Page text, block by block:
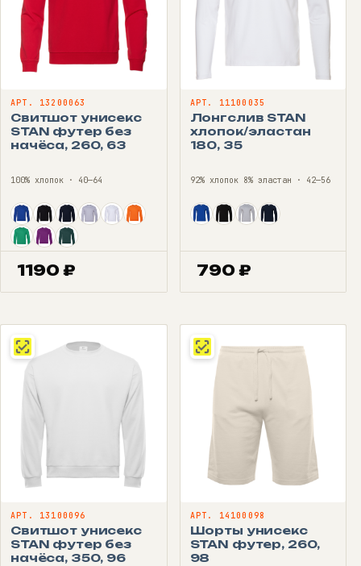
АРТ. 13200063
Свитшот унисекс
STAN футер без
начёса, 260, 63
100% хлопок · 40—64
1190 ₽
АРТ. 11100035
Лонгслив STAN
хлопок/эластан
180, 35
92% хлопок 8% эластан · 42—56
790 ₽
АРТ. 13100096
Свитшот унисекс
STAN футер без
начёса, 350, 96
АРТ. 14100098
Шорты унисекс
STAN футер, 260,
98